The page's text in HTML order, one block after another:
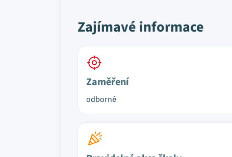
Zajímavé informace
Zaměření
odborné